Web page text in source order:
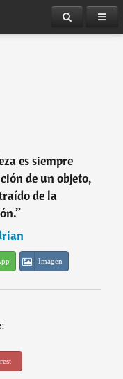
es siempre
de un objeto,
de la
”
Imagen